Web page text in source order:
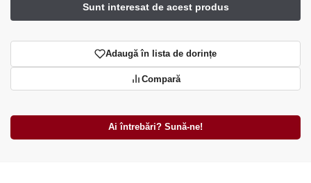
Adaugă în lista de dorințe
Compară
Ai întrebări? Sună-ne!